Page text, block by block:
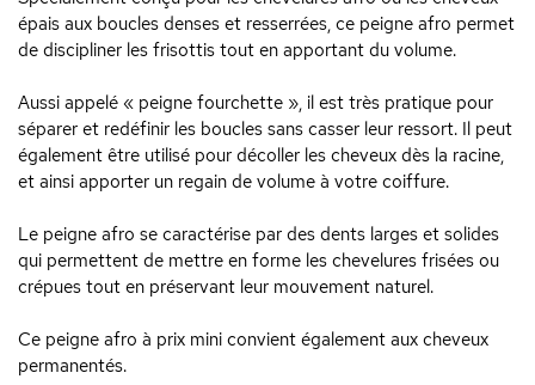
épais aux boucles denses et resserrées, ce peigne afro permet
de discipliner les frisottis tout en apportant du volume.
Aussi appelé « peigne fourchette », il est très pratique pour
séparer et redéfinir les boucles sans casser leur ressort. Il peut
également être utilisé pour décoller les cheveux dès la racine,
et ainsi apporter un regain de volume à votre coiffure.
Le peigne afro se caractérise par des dents larges et solides
qui permettent de mettre en forme les chevelures frisées ou
crépues tout en préservant leur mouvement naturel.
Ce peigne afro à prix mini convient également aux cheveux
permanentés.